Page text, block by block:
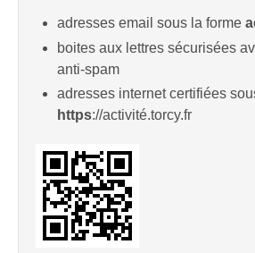
adresses email sous la forme
boites aux lettres sécurisées
anti-spam
adresses internet certifiées
https://activité.torcy.fr